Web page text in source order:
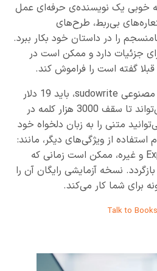
خوبی یک نویسنده‌ی حرفه‌ای عمل
بی‌ربط، طرح‌های
را در داستان خود بکار ببرد.
جزئیات دارد و ممکن است در
گفته است را فراموش کند.
برای مقاله نویسی با هوش مصنوعی sudowrite، باید 19 دلار
در ماه پرداخت کنید که می‌تواند تا سقف 3000 هزار کلمه در
متنی را به زبان دلخواه خود
استفاده از ویژگی‌های دیگر، مانند:
Expand، Rewrite، Describe و غیره، ممکن است زمانی که
نسخه آزمایشی رایگان آن‌ را
برای شما کار می‌کند.